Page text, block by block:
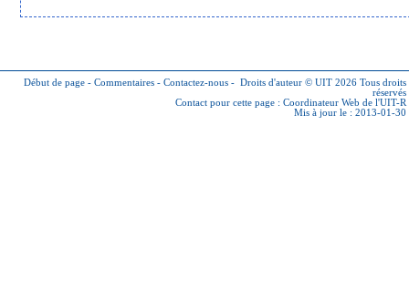
Début de page - Commentaires - Contactez-nous - Droits d'auteur © UIT 2026 Tous droits
réservés
Contact pour cette page : Coordinateur Web de l'UIT-R
Mis à jour le : 2013-01-30